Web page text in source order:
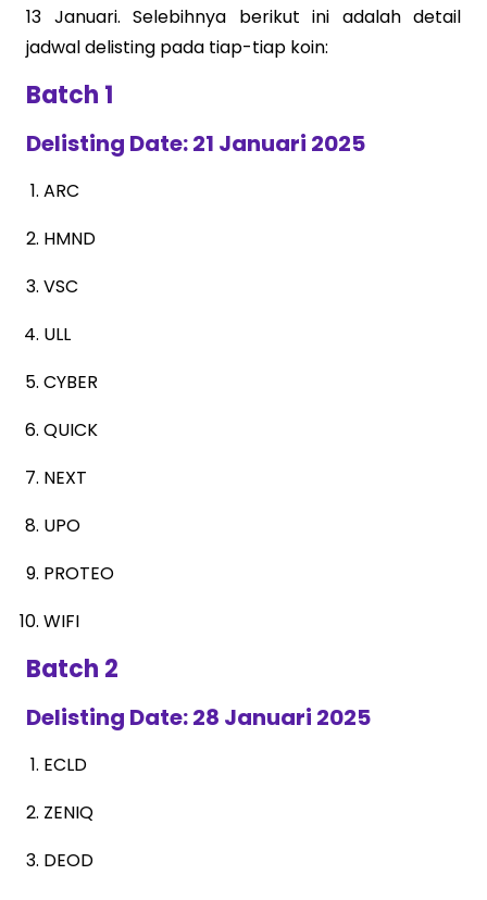
13 Januari. Selebihnya berikut ini adalah detail
jadwal delisting pada tiap-tiap koin:
Batch 1
Delisting Date: 21 Januari 2025
ARC
HMND
VSC
ULL
CYBER
QUICK
NEXT
UPO
PROTEO
WIFI
Batch 2
Delisting Date: 28 Januari 2025
ECLD
ZENIQ
DEOD